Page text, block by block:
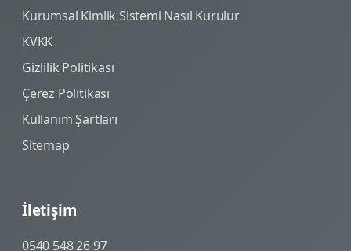
Kurumsal Kimlik Sistemi Nasıl Kurulur
KVKK
Gizlilik Politikası
Çerez Politikası
Kullanım Şartları
Sitemap
İletişim
0540 548 26 97